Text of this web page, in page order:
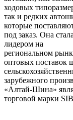
ходовых
так и редких
которые
под заказ. Она стала
лидером на
региональном
оптовых поставок
зарубежного
«Алтай-Шина»
торговой марки